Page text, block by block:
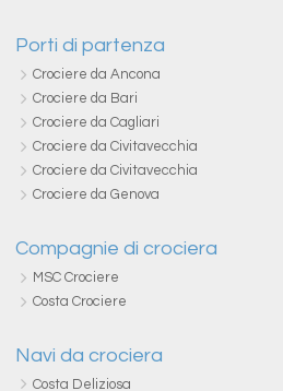
Porti di partenza
Crociere da Ancona
Crociere da Bari
Crociere da Cagliari
Crociere da Civitavecchia
Crociere da Civitavecchia
Crociere da Genova
Compagnie di crociera
MSC Crociere
Costa Crociere
Navi da crociera
Costa Deliziosa